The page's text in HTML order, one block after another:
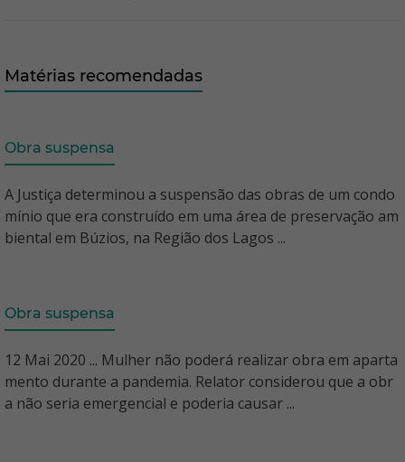
Matérias recomendadas
Obra suspensa
A Justiça determinou a suspensão das obras de um condo
mínio que era construído em uma área de preservação am
biental em Búzios, na Região dos Lagos ...
Obra suspensa
12 Mai 2020 ... Mulher não poderá realizar obra em aparta
mento durante a pandemia. Relator considerou que a obr
a não seria emergencial e poderia causar ...